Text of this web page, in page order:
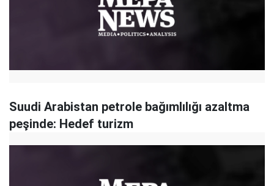
Suudi Arabistan petrole bağımlılığı azaltma
peşinde: Hedef turizm